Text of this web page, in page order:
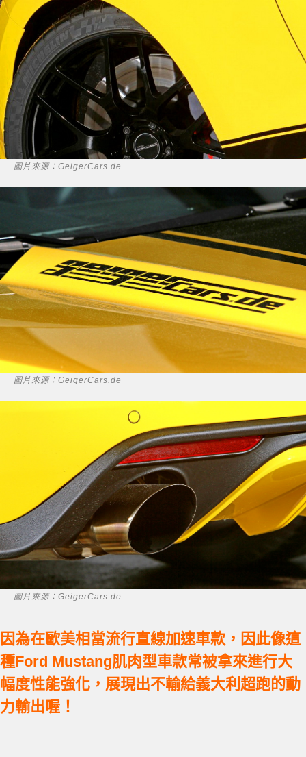
圖片來源：GeigerCars.de
圖片來源：GeigerCars.de
圖片來源：GeigerCars.de
因為在歐美相當流行直線加速車款，因此像這
種Ford Mustang肌肉型車款常被拿來進行大
幅度性能強化，展現出不輸給義大利超跑的動
力輸出喔！